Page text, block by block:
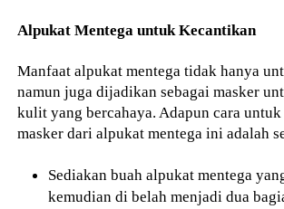
Alpukat Mentega untuk Kecantikan
Manfaat alpukat mentega tidak hanya
namun juga dijadikan sebagai masker
kulit yang bercahaya. Adapun cara untuk
masker dari alpukat mentega ini adalah
Sediakan buah alpukat mentega
kemudian di belah menjadi dua